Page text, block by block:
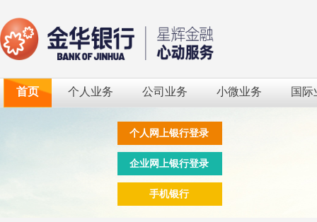
首页 个人业务 公司业务 小微业务 国际
个人网上银行登录
企业网上银行登录
手机银行